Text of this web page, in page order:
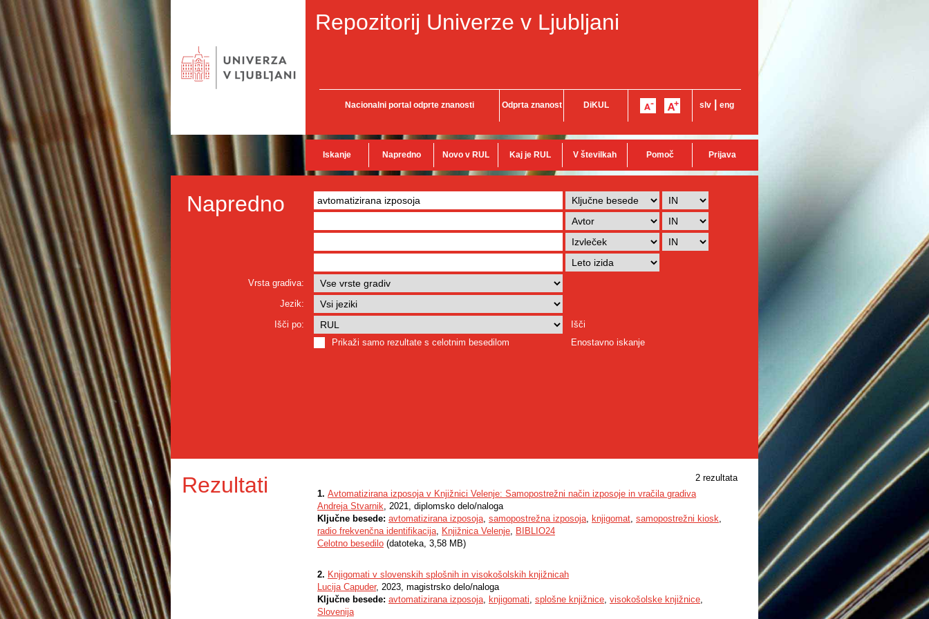
Repozitorij Univerze v Ljubljani
Nacionalni portal odprte znanosti Odprta znanost DiKUL slv eng
Iskanje Napredno Novo v RUL Kaj je RUL V številkah Pomoč Prijava
Napredno
Vrsta gradiva:
Jezik:
Išči po:
Išči
Prikaži samo rezultate s celotnim besedilom
Enostavno iskanje
Rezultati
2 rezultata
1. Avtomatizirana izposoja v Knjižnici Velenje: Samopostrežni način izposoje in vračila gradiva
Andreja Stvarnik, 2021, diplomsko delo/naloga
Ključne besede: avtomatizirana izposoja, samopostrežna izposoja, knjigomat, samopostrežni kiosk,
radio frekvenčna identifikacija, Knjižnica Velenje, BIBLIO24
Celotno besedilo (datoteka, 3,58 MB)
2. Knjigomati v slovenskih splošnih in visokošolskih knjižnicah
Lucija Capuder, 2023, magistrsko delo/naloga
Ključne besede: avtomatizirana izposoja, knjigomati, splošne knjižnice, visokošolske knjižnice,
Slovenija